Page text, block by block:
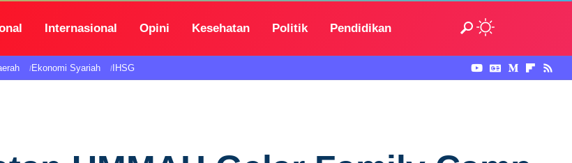
Internasional Opini Kesehatan Politik Pendidikan
Ekonomi Syariah IHSG